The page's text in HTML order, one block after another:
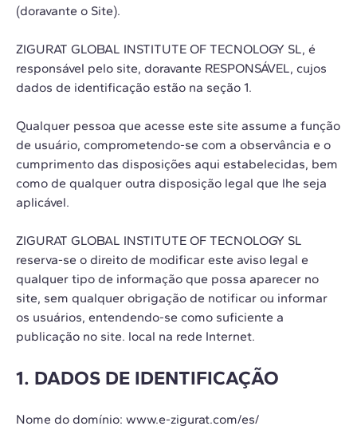
(doravante o Site).
ZIGURAT GLOBAL INSTITUTE OF TECNOLOGY SL, é
responsável pelo site, doravante RESPONSÁVEL, cujos
dados de identificação estão na seção 1.
Qualquer pessoa que acesse este site assume a função
de usuário, comprometendo-se com a observância e o
cumprimento das disposições aqui estabelecidas, bem
como de qualquer outra disposição legal que lhe seja
aplicável.
ZIGURAT GLOBAL INSTITUTE OF TECNOLOGY SL
reserva-se o direito de modificar este aviso legal e
qualquer tipo de informação que possa aparecer no
site, sem qualquer obrigação de notificar ou informar
os usuários, entendendo-se como suficiente a
publicação no site. local na rede Internet.
1. DADOS DE IDENTIFICAÇÃO
Nome do domínio: www.e-zigurat.com/es/